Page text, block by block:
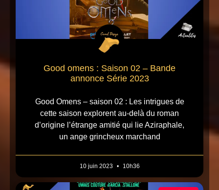
Good omens : Saison 02 – Bande
annonce Série 2023
Good Omens – saison 02 : Les intrigues de
cette saison explorent au-delà du roman
d’origine l’étrange amitié qui lie Aziraphale,
un ange grincheux marchand
10 juin 2023 10h36